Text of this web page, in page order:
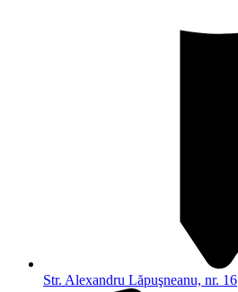
Str. Alexandru Lăpuşneanu, nr. 16